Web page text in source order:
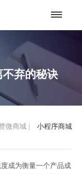
弃的秘诀
小程序商城
微商城
成为衡量一个产品成